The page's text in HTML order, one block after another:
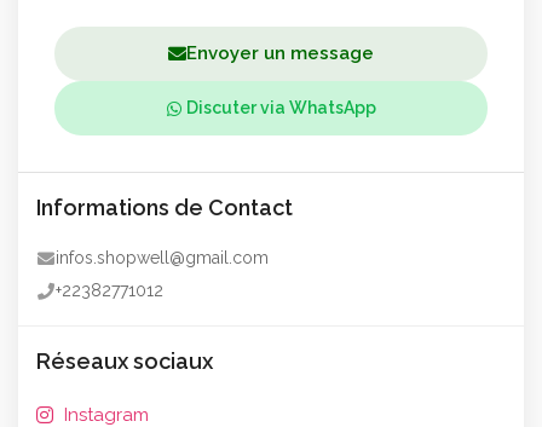
Envoyer un message
Discuter via WhatsApp
Informations de Contact
infos.shopwell@gmail.com
+22382771012
Réseaux sociaux
Instagram